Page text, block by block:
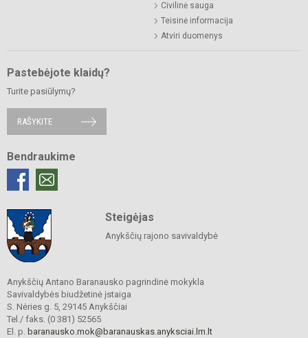
Civilinė sauga
Teisinė informacija
Atviri duomenys
Pastebėjote klaidų?
Turite pasiūlymų?
RAŠYKITE
Bendraukime
Steigėjas
Anykščių rajono savivaldybė
Anykščių Antano Baranausko pagrindinė mokykla
Savivaldybės biudžetinė įstaiga
S. Nėries g. 5, 29145 Anykščiai
Tel./ faks. (0 381) 52565
El. p. baranausko.mok@baranauskas.anyksciai.lm.lt